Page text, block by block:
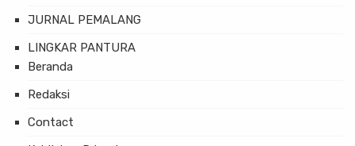
JURNAL PEMALANG
LINGKAR PANTURA
Beranda
Redaksi
Contact